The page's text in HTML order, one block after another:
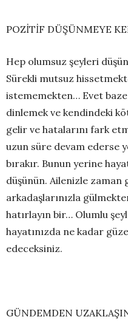
POZİTİF DÜŞÜNMEYE
Hep olumsuz şeyleri
Sürekli mutsuz
istememekten… Evet
dinlemek ve kendindeki
gelir ve hatalarını fark
uzun süre devam ederse
bırakır. Bunun yerine
düşünün. Ailenizle
arkadaşlarınızla
hatırlayın bir… Olumlu
hayatınızda ne kadar
edeceksiniz.
GÜNDEMDEN